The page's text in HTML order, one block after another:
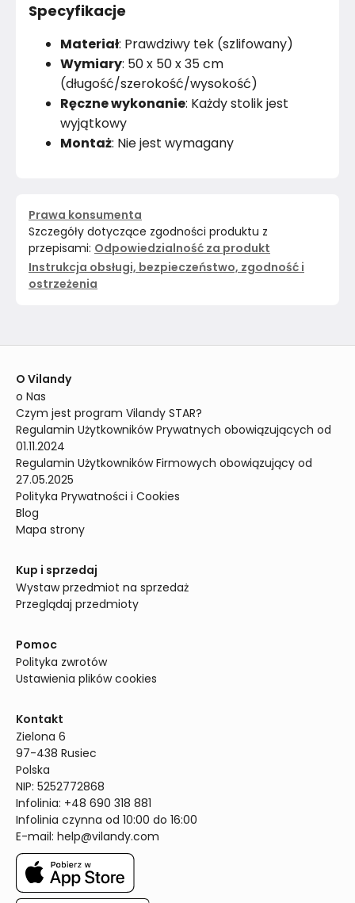
Specyfikacje
Materiał: Prawdziwy tek (szlifowany)
Wymiary: 50 x 50 x 35 cm
(długość/szerokość/wysokość)
Ręczne wykonanie: Każdy stolik jest
wyjątkowy
Montaż: Nie jest wymagany
Prawa konsumenta
Szczegóły dotyczące zgodności produktu z
przepisami: Odpowiedzialność za produkt
Instrukcja obsługi, bezpieczeństwo, zgodność i
ostrzeżenia
O Vilandy
o Nas
Czym jest program Vilandy STAR?
Regulamin Użytkowników Prywatnych obowiązujących od
01.11.2024
Regulamin Użytkowników Firmowych obowiązujący od
27.05.2025
Polityka Prywatności i Cookies
Blog
Mapa strony
Kup i sprzedaj
Wystaw przedmiot na sprzedaż
Przeglądaj przedmioty
Pomoc
Polityka zwrotów
Ustawienia plików cookies
Kontakt
Zielona 6
97-438 Rusiec
Polska
NIP: 5252772868
Infolinia: +48 690 318 881
Infolinia czynna od 10:00 do 16:00
E-mail: help@vilandy.com